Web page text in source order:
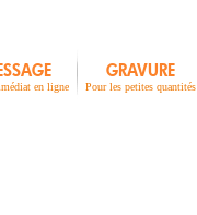
en ligne
GRAVURE
Pour les petites quantités